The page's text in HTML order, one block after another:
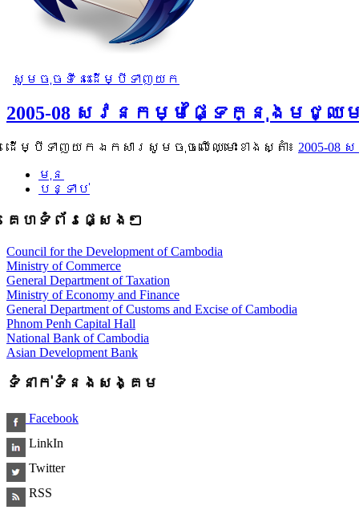
សូមចុចទីនេះដើម្បីទាញយក
2005-08 សវនកម្មផ្ទៃក្នុងម
ដើម្បីទាញយកឯកសារសូមចុចលើឈ្មោះខាងស្តាំ៖ 2005-
មុន
បន្ទាប់
គេហទំព័រផ្សេងៗ
Council for the Development of Cambodia
Ministry of Commerce
General Department of Taxation
Ministry of Economy and Finance
General Department of Customs and Excise of Cambodia
Phnom Penh Capital Hall
National Bank of Cambodia
Asian Development Bank
ទំនាក់ទំនងសង្គម
Facebook
LinkIn
Twitter
RSS